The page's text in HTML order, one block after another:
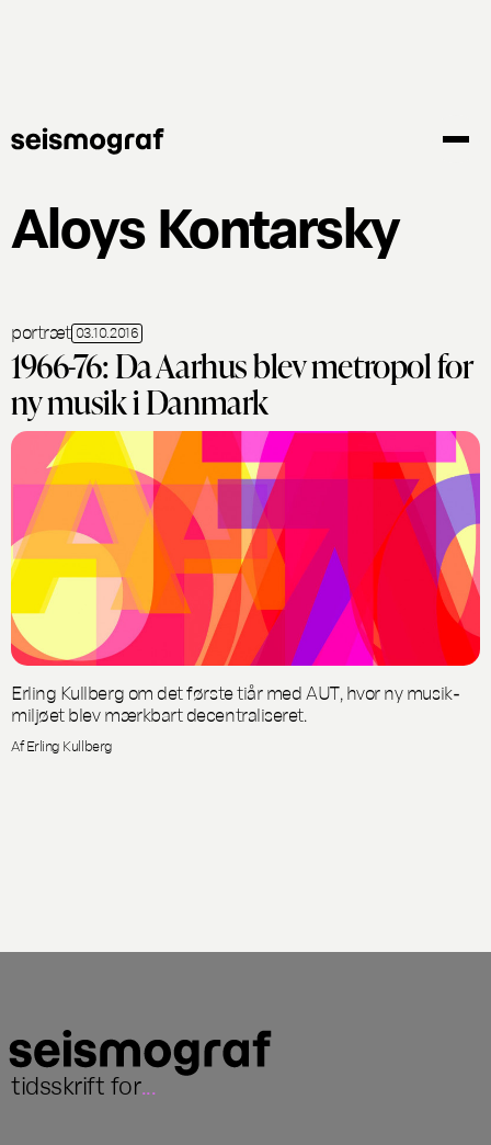
Aloys Kontarsky
portræt 03.10.2016
1966-76: Da Aarhus blev metropol for
ny musik i Danmark
Erling Kullberg om det første tiår med AUT, hvor ny musik-
miljøet blev mærkbart decentraliseret.
Af Erling Kullberg
tidsskrift for...